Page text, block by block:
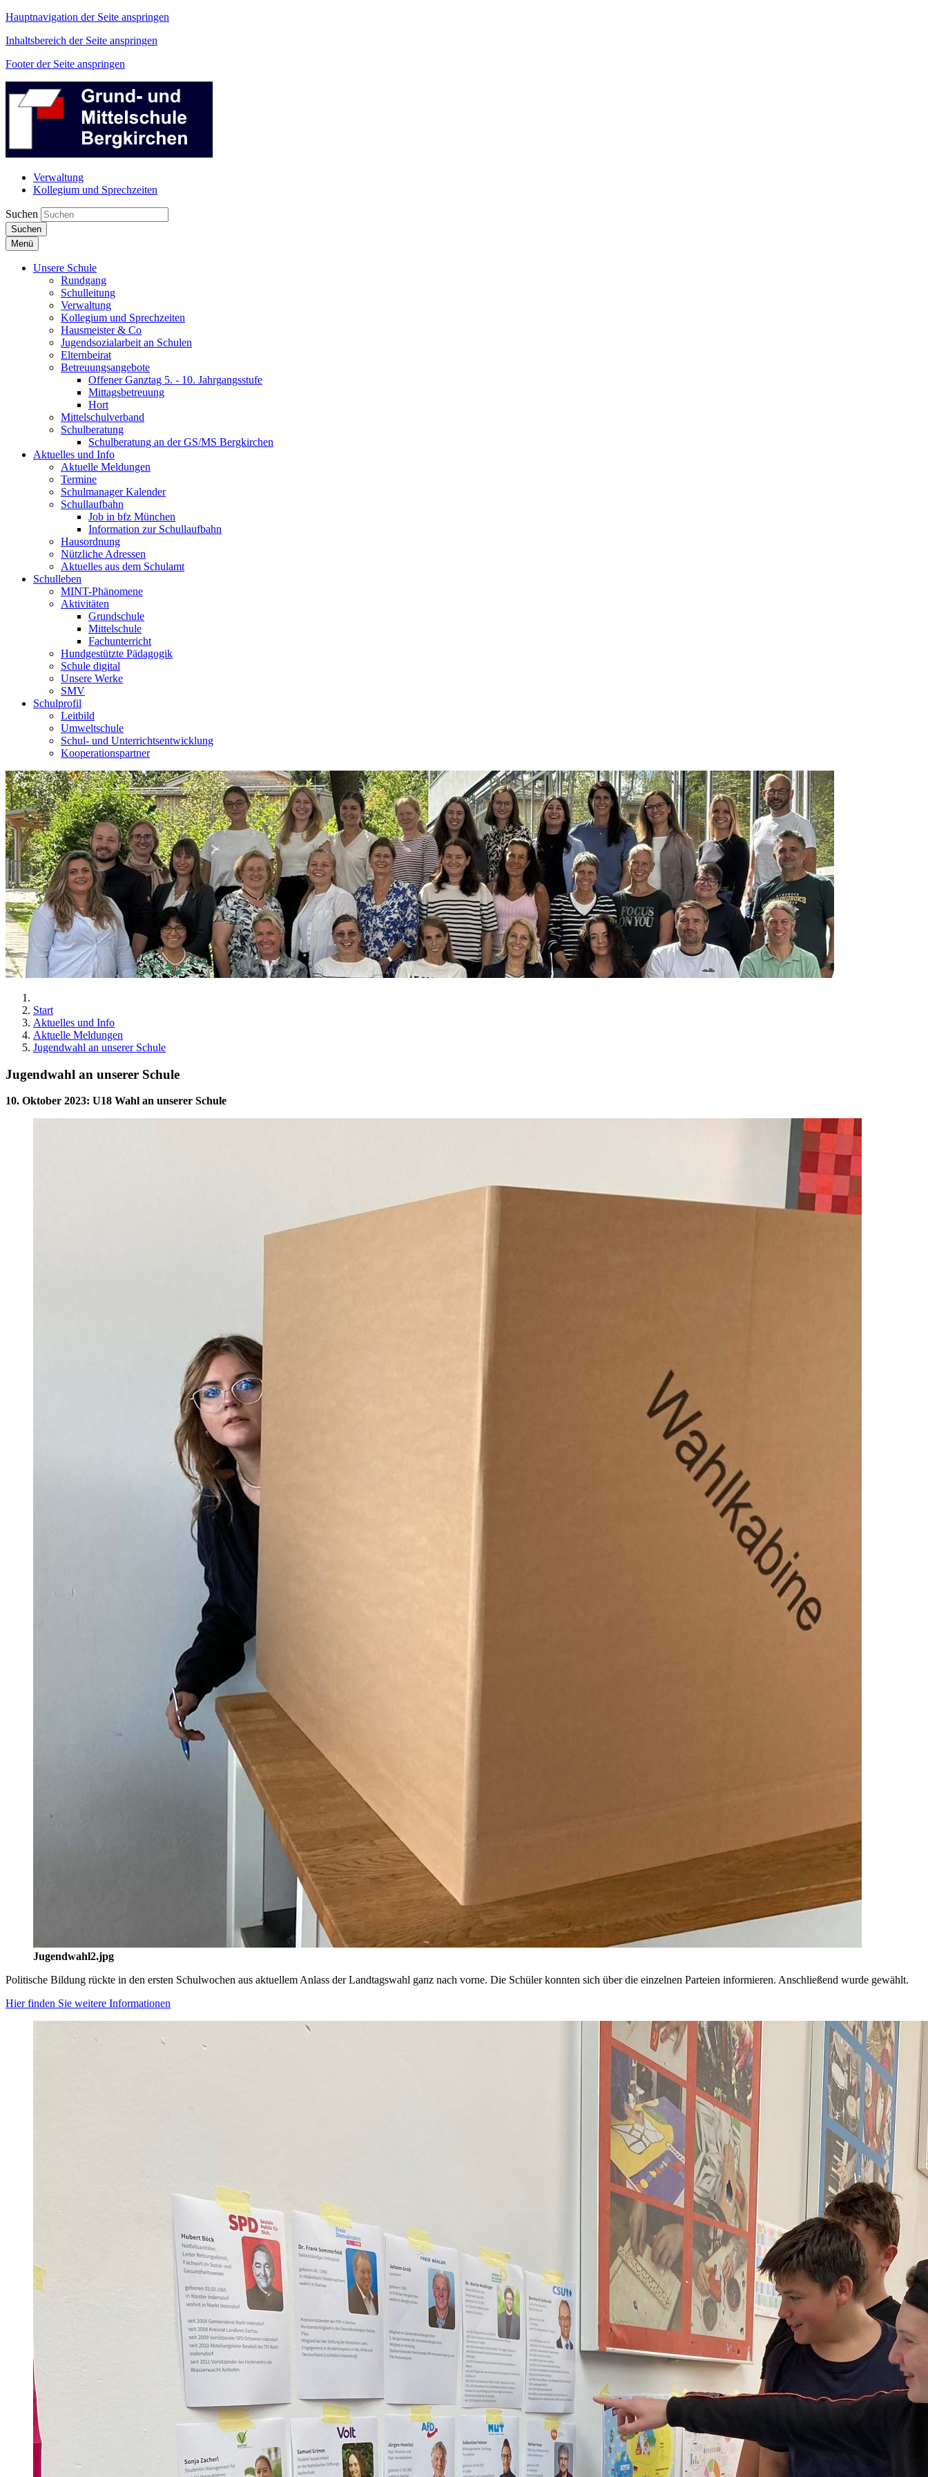
Hauptnavigation der Seite anspringen
Inhaltsbereich der Seite anspringen
Footer der Seite anspringen
Verwaltung
Kollegium und Sprechzeiten
Suchen
Suchen
Menü
Unsere Schule
Rundgang
Schulleitung
Verwaltung
Kollegium und Sprechzeiten
Hausmeister & Co
Jugendsozialarbeit an Schulen
Elternbeirat
Betreuungsangebote
Offener Ganztag 5. - 10. Jahrgangsstufe
Mittagsbetreuung
Hort
Mittelschulverband
Schulberatung
Schulberatung an der GS/MS Bergkirchen
Aktuelles und Info
Aktuelle Meldungen
Termine
Schulmanager Kalender
Schullaufbahn
Job in bfz München
Information zur Schullaufbahn
Hausordnung
Nützliche Adressen
Aktuelles aus dem Schulamt
Schulleben
MINT-Phänomene
Aktivitäten
Grundschule
Mittelschule
Fachunterricht
Hundgestützte Pädagogik
Schule digital
Unsere Werke
SMV
Schulprofil
Leitbild
Umweltschule
Schul- und Unterrichtsentwicklung
Kooperationspartner
Start
Aktuelles und Info
Aktuelle Meldungen
Jugendwahl an unserer Schule
Jugendwahl an unserer Schule
10. Oktober 2023: U18 Wahl an unserer Schule
Jugendwahl2.jpg
Politische Bildung rückte in den ersten Schulwochen aus aktuellem Anlass der Landtagswahl ganz nach vorne. Die Schüler konnten sich über die einzelnen Parteien informieren. Anschließend wurde gewählt.
Hier finden Sie weitere Informationen